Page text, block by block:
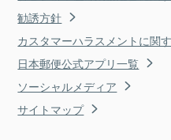
勧誘方針
カスタマーハラスメントに関
日本郵便公式アプリ一覧
ソーシャルメディア
サイトマップ